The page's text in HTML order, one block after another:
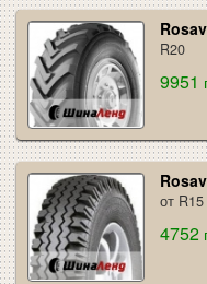
R20
9951
от
4752